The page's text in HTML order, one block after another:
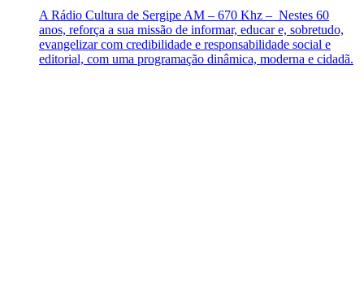
A Rádio Cultura de Sergipe AM – 670 Khz – Nestes 60
anos, reforça a sua missão de informar, educar e, sobretudo,
evangelizar com credibilidade e responsabilidade social e
editorial, com uma programação dinâmica, moderna e cidadã.